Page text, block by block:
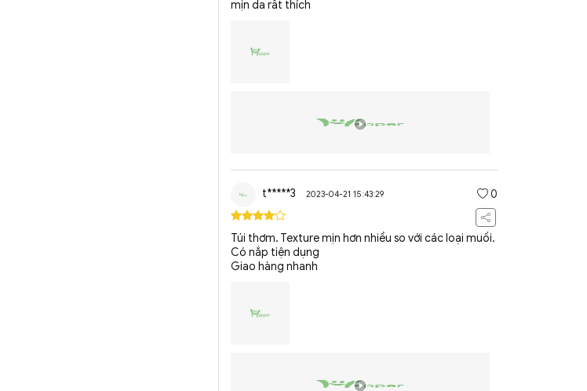
mịn da rất thích
t*****3 2023-04-21 15:43:29 0
Túi thơm. Texture mịn hơn nhiều so với các loại muối.
Có nắp tiện dụng
Giao hàng nhanh